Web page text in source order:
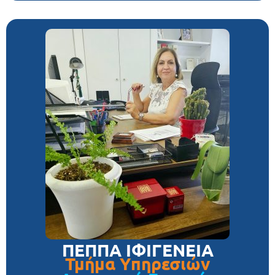
ΠΕΠΠΑ ΙΦΙΓΕΝΕΙΑ
Τμήμα Υπηρεσιών